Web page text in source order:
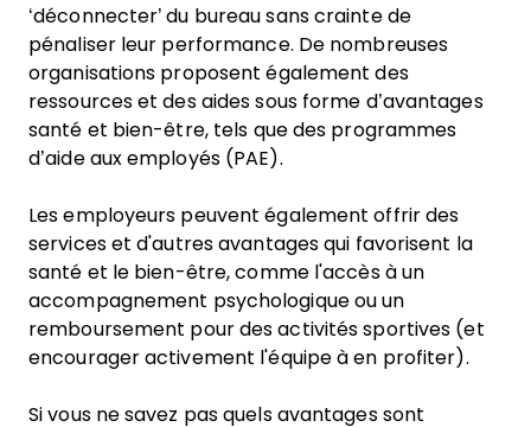
‘déconnecter’ du bureau sans crainte de
pénaliser leur performance. De nombreuses
organisations proposent également des
ressources et des aides sous forme d’avantages
santé et bien-être, tels que des programmes
d’aide aux employés (PAE).
Les employeurs peuvent également offrir des
services et d'autres avantages qui favorisent la
santé et le bien-être, comme l'accès à un
accompagnement psychologique ou un
remboursement pour des activités sportives (et
encourager activement l'équipe à en profiter).
Si vous ne savez pas quels avantages sont